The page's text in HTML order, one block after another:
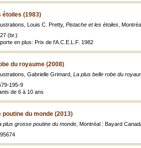
étoiles (1983)
Louis C. Pretty, Pistache et les étoiles ,
(br.)
en plus: Prix de l'A.C.E.L.F. 1982
du royaume (2008)
Gabrielle Grimard, La plus belle robe du
195-9
de 6 à 10 ans
poutine du monde (2013)
plus grosse poutine du monde , Montréal : Bayard